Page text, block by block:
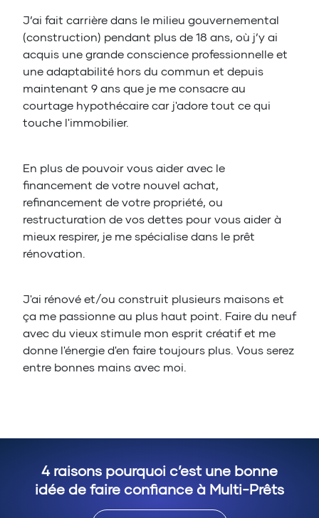
J’ai fait carrière dans le milieu gouvernemental
(construction) pendant plus de 18 ans, où j’y ai
acquis une grande conscience professionnelle et
une adaptabilité hors du commun et depuis
maintenant 9 ans que je me consacre au
courtage hypothécaire car j'adore tout ce qui
touche l'immobilier.
En plus de pouvoir vous aider avec le
financement de votre nouvel achat,
refinancement de votre propriété, ou
restructuration de vos dettes pour vous aider à
mieux respirer, je me spécialise dans le prêt
rénovation.
J'ai rénové et/ou construit plusieurs maisons et
ça me passionne au plus haut point. Faire du neuf
avec du vieux stimule mon esprit créatif et me
donne l'énergie d'en faire toujours plus. Vous serez
entre bonnes mains avec moi.
4 raisons pourquoi c’est une bonne
idée de faire confiance à Multi-Prêts